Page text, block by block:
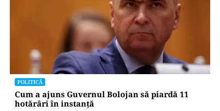
POLITICĂ
Cum a ajuns Guvernul Bolojan să piardă 11
hotărâri în instanță